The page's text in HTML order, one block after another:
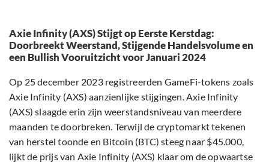
Axie Infinity (AXS) Stijgt op Eerste Kerstdag:
Doorbreekt Weerstand, Stijgende Handelsvolume en
een Bullish Vooruitzicht voor Januari 2024
Op 25 december 2023 registreerden GameFi-tokens zoals
Axie Infinity (AXS) aanzienlijke stijgingen. Axie Infinity
(AXS) slaagde erin zijn weerstandsniveau van meerdere
maanden te doorbreken. Terwijl de cryptomarkt tekenen
van herstel toonde en Bitcoin (BTC) steeg naar $45.000,
lijkt de prijs van Axie Infinity (AXS) klaar om de opwaartse